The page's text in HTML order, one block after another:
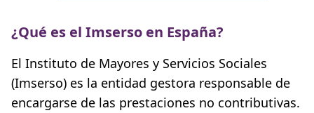
¿Qué es el Imserso en España?
El Instituto de Mayores y Servicios Sociales
(Imserso) es la entidad gestora responsable de
encargarse de las prestaciones no contributivas.